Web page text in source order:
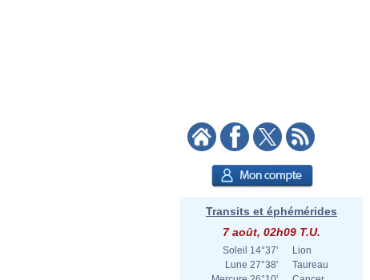
Transits et éphémérides
7 août, 02h09 T.U.
Soleil 14°37'
Lion
Lune 27°38'
Taureau